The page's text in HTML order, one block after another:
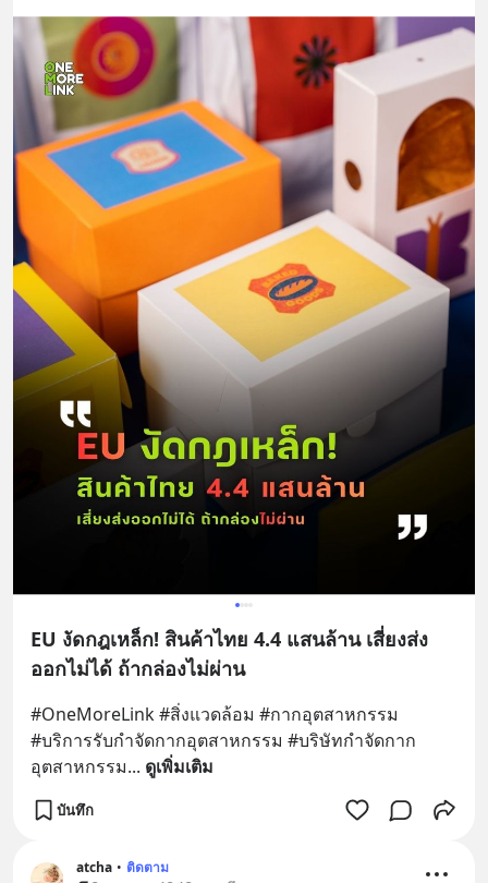
EU งัดกฎเหล็ก! สินค้าไทย 4.4 แสนล้าน เสี่ยงส่ง
ออกไม่ได้ ถ้ากล่องไม่ผ่าน
#OneMoreLink #สิ่งแวดล้อม #กากอุตสาหกรรม
#บริการรับกําจัดกากอุตสาหกรรม #บริษัทกำจัดกาก
อุตสาหกรรม... ดูเพิ่มเติม
บันทึก
atcha • ติดตาม